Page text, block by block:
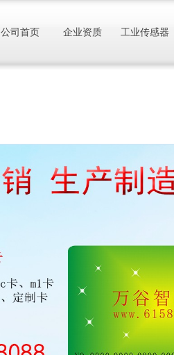
公司首页 企业资质 工业传感器